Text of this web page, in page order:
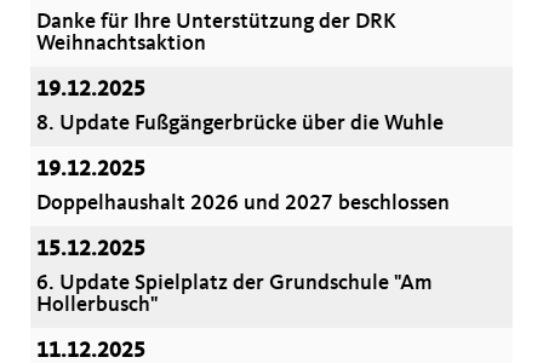
Danke für Ihre Unterstützung der DRK
Weihnachtsaktion
19.12.2025
8. Update Fußgängerbrücke über die Wuhle
19.12.2025
Doppelhaushalt 2026 und 2027 beschlossen
15.12.2025
6. Update Spielplatz der Grundschule "Am
Hollerbusch"
11.12.2025